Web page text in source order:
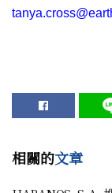
相關的文章